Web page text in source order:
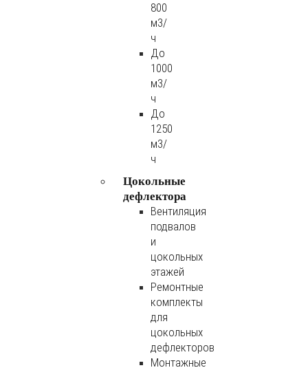
800
м3/
ч
До
1000
м3/
ч
До
1250
м3/
ч
Цокольные
дефлектора
Вентиляция
подвалов
и
цокольных
этажей
Ремонтные
комплекты
для
цокольных
дефлекторов
Монтажные